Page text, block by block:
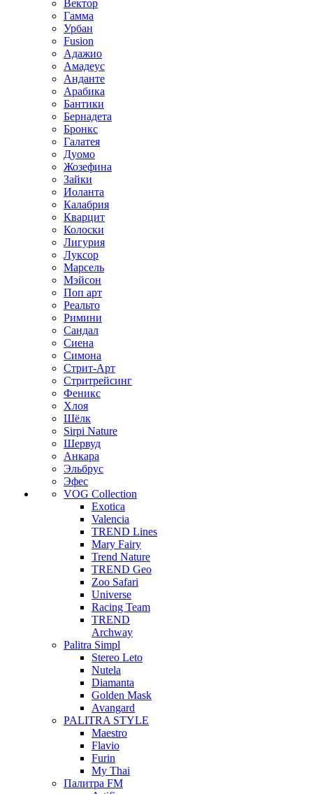
Вектор
Гамма
Урбан
Fusion
Адажио
Амадеус
Анданте
Арабика
Бантики
Бернадета
Бронкс
Галатея
Дуомо
Жозефина
Зайки
Иоланта
Калабрия
Кварцит
Колоски
Лигурия
Луксор
Марсель
Мэйсон
Поп арт
Реальто
Римини
Сандал
Сиена
Симона
Стрит-Арт
Стритрейсинг
Феникс
Хлоя
Шёлк
Sirpi Nature
Шервуд
Анкара
Эльбрус
Эфес
VOG Collection
Exotica
Valencia
TREND Lines
Mary Fairy
Trend Nature
TREND Geo
Zoo Safari
Universe
Racing Team
TREND
Archway
Palitra Simpl
Stereo Leto
Nutela
Diamanta
Golden Mask
Avangard
PALITRA STYLE
Maestro
Flavio
Furin
My Thai
Палитра FM